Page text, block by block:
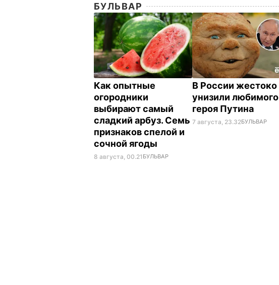
БУЛЬВАР
Как опытные
огородники
выбирают самый
сладкий арбуз. Семь
признаков спелой и
сочной ягоды
8 августа, 00.21 БУЛЬВАР
В России жестоко
унизили любимого
героя Путина
7 августа, 23.32БУЛЬВАР